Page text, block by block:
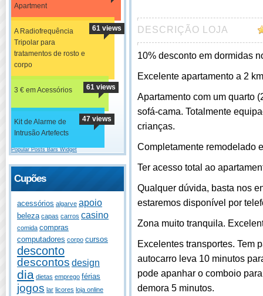
Apartment
A Radiofrequência
Tripolar para
tratamentos de rosto e
corpo
61 views
3 € em Acessórios 61 views
Kit de Alarme de
Intrusão Artefects
47 views
Popular Posts Bars Widget
Cupões
acessórios algarve apoio
beleza capas carros casino
comida compras
computadores corpo cursos
desconto
descontos design
dia dietas emprego férias
jogos lar licores loja online
DESCRIÇÃO LOJA
10% desconto em dormidas
Excelente apartamento a 2
Apartamento com um quarto
sofá-cama. Totalmente
crianças.
Completamente remodelado
Ter acesso total ao
Qualquer dúvida, basta nos
estaremos disponível por
Zona muito tranquila.
Excelentes transportes. Tem
autocarro leva 10 minutos
pode apanhar o comboio
demora 5 minutos.